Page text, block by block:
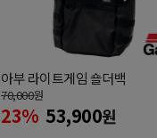
아부 라이트게임 숄더백
70,000원
23% 53,900원